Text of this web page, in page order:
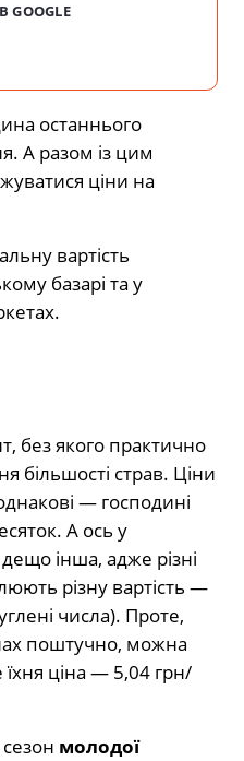
останнього
А разом із цим
ціни на
вартість
базарі та у
без якого практично
більшості страв. Ціни
— господині
А ось у
інша, адже різні
різну вартість —
числа). Проте,
поштучно, можна
ціна — 5,04 грн/
молодої